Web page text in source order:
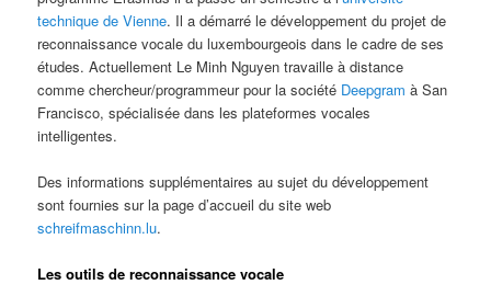
technique de Vienne. Il a démarré le développement du projet de
reconnaissance vocale du luxembourgeois dans le cadre de ses
études. Actuellement Le Minh Nguyen travaille à distance
comme chercheur/programmeur pour la société Deepgram à San
Francisco, spécialisée dans les plateformes vocales
intelligentes.
Des informations supplémentaires au sujet du développement
sont fournies sur la page d’accueil du site web
schreifmaschinn.lu.
Les outils de reconnaissance vocale